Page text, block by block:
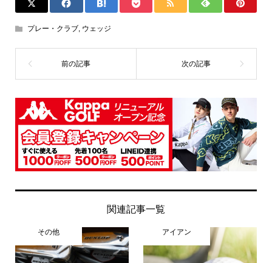
プレー・クラブ, ウェッジ
関連記事一覧
その他 アイアン